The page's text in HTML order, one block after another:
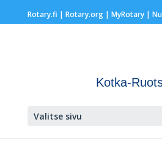
Rotary.fi | Rotary.org| MyRotary |
Kotka-
Valitse sivu